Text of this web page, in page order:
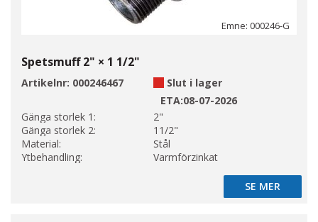
Emne: 000246-G
Spetsmuff 2" × 1 1/2"
Artikelnr: 000246467
Slut i lager
ETA:08-07-2026
Gänga storlek 1:
2"
Gänga storlek 2:
11/2"
Material:
Stål
Ytbehandling:
Varmförzinkat
SE MER
SE MER